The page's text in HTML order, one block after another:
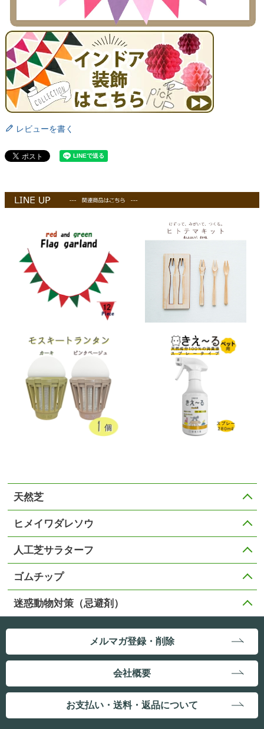
レビューを書く
天然芝
ヒメイワダレソウ
人工芝サラターフ
ゴムチップ
迷惑動物対策（忌避剤）
メルマガ登録・削除
会社概要
お支払い・送料・返品について